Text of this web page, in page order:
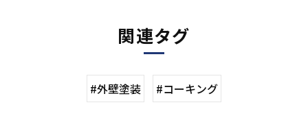
関連タグ
#外壁塗装 #コーキング